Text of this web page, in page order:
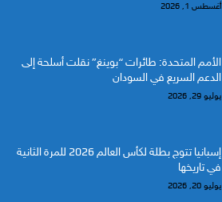
أغسطس 1, 2026
الأمم المتحدة: طائرات “بوينغ” نقلت أسلحة إلى
الدعم السريع في السودان
يوليو 29, 2026
إسبانيا تتوج بطلة لكأس العالم 2026 للمرة الثانية
في تاريخها
يوليو 20, 2026